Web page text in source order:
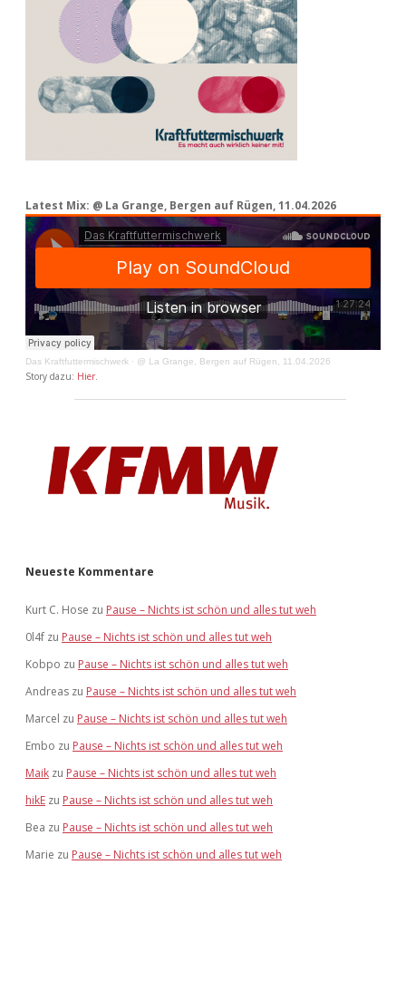
Latest Mix: @ La Grange, Bergen auf Rügen, 11.04.2026
Das Kraftfuttermischwerk · @ La Grange, Bergen auf Rügen, 11.04.2026
Story dazu: Hier.
Neueste Kommentare
Kurt C. Hose zu Pause – Nichts ist schön und alles tut weh
0l4f zu Pause – Nichts ist schön und alles tut weh
Kobpo zu Pause – Nichts ist schön und alles tut weh
Andreas zu Pause – Nichts ist schön und alles tut weh
Marcel zu Pause – Nichts ist schön und alles tut weh
Embo zu Pause – Nichts ist schön und alles tut weh
Maik zu Pause – Nichts ist schön und alles tut weh
hikE zu Pause – Nichts ist schön und alles tut weh
Bea zu Pause – Nichts ist schön und alles tut weh
Marie zu Pause – Nichts ist schön und alles tut weh